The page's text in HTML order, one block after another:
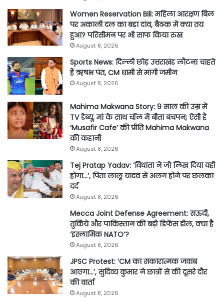
Women Reservation Bill: महिला आरक्षण बिल
पर अकाली दल का बड़ा दांव, बैठक में क्या तय
हुआ? परिसीमन पर भी साफ किया रुख
August 8, 2026
Sports News: दिल्ली छोड़ उत्तराखंड लौटना चाहते
हैं ऋषभ पंत, CM धामी से मांगी जमीन
August 8, 2026
Mahima Makwana Story: 9 साल की उम्र में
TV डेब्यू, मां के साथ चॉल में बीता बचपन; ऐसी है
‘Musafir Cafe’ की प्रीति Mahima Makwana
की कहानी
August 8, 2026
Tej Pratap Yadav: ‘विधाता ने जो लिख दिया वही
होगा…’, पिता लालू यादव से अलग होने पर छलका
दर्द
August 8, 2026
Mecca Joint Defense Agreement: सऊदी,
तुर्किये और पाकिस्तान की बड़ी डिफेंस डील, क्या है
‘इस्लामिक NATO’?
August 8, 2026
JPSC Protest: ‘CM का सकारात्मक जवाब
आएगा…’, सुदिव्य कुमार ने छात्रों से की दूसरे दौर
की वार्ता
August 8, 2026